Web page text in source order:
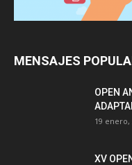
MENSAJES
OPEN
19 enero,
XV